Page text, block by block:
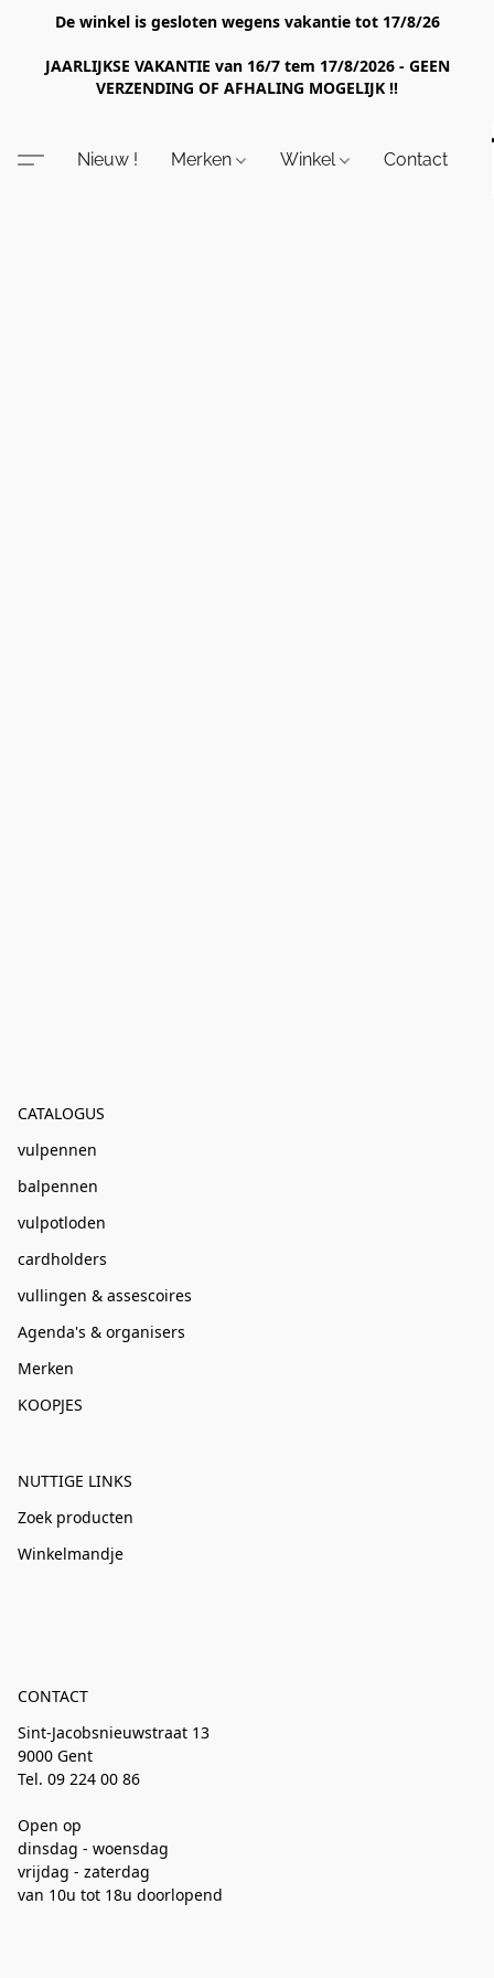
De winkel is gesloten wegens vakantie tot 17/8/26
JAARLIJKSE VAKANTIE van 16/7 tem 17/8/2026 - GEEN
VERZENDING OF AFHALING MOGELIJK !!
Nieuw ! Merken Winkel Contact
CATALOGUS
vulpennen
balpennen
vulpotloden
cardholders
vullingen & assescoires
Agenda's & organisers
Merken
KOOPJES
NUTTIGE LINKS
Zoek producten
Winkelmandje
CONTACT
Sint-Jacobsnieuwstraat 13
9000 Gent
Tel. 09 224 00 86
Open op
dinsdag - woensdag
vrijdag - zaterdag
van 10u tot 18u doorlopend